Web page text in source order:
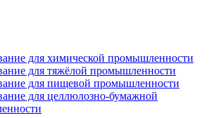
для химической промышленности
для тяжёлой промышленности
для пищевой промышленности
для целлюлозно-бумажной